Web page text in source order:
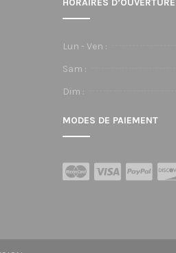
HORAIRES D’OUVERTURE
Lun - Ven :
Sam :
Dim :
MODES DE PAIEMENT